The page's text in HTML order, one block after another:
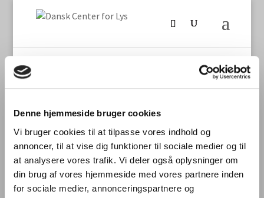
Denne hjemmeside bruger cookies
Vi bruger cookies til at tilpasse vores indhold og
annoncer, til at vise dig funktioner til sociale medier og til
at analysere vores trafik. Vi deler også oplysninger om
din brug af vores hjemmeside med vores partnere inden
for sociale medier, annonceringspartnere og
Seneste nyt
International laboratoriesammenligning vedr.
måling af TLM/flimmer fra LED-produkter
Stort dansk aftryk på international